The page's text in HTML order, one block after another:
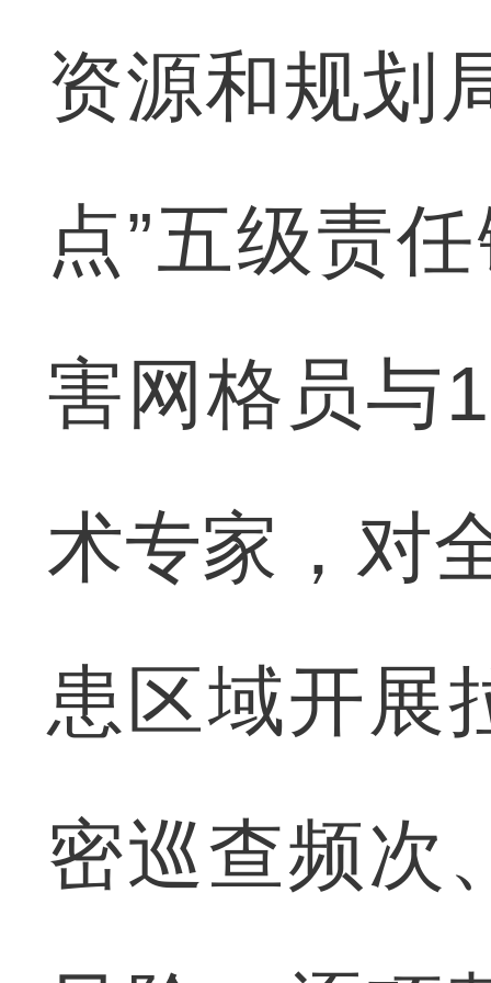
资源和规划
点”五级责
害网格员与
术专家，对
患区域开展
密巡查频次